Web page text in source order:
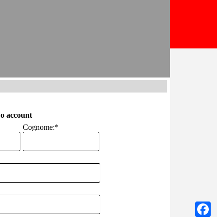
account
Cognome:*